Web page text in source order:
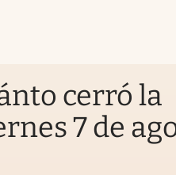
cerró la
7 de